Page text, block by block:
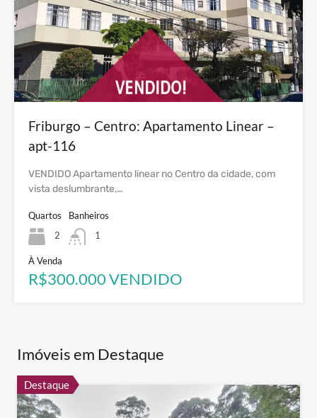
Friburgo – Centro: Apartamento Linear –
apt-116
VENDIDO Apartamento linear no Centro da cidade, com
vista deslumbrante,…
Quartos
2
Banheiros
1
À Venda
R$300.000 VENDIDO
Imóveis em Destaque
Destaque